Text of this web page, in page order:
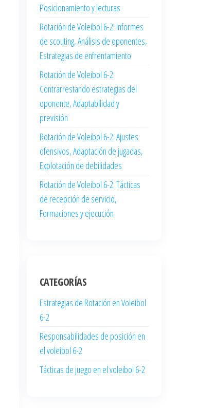
Posicionamiento y lecturas
Rotación de Voleibol 6-2: Informes
de scouting, Análisis de oponentes,
Estrategias de enfrentamiento
Rotación de Voleibol 6-2:
Contrarrestando estrategias del
oponente, Adaptabilidad y
previsión
Rotación de Voleibol 6-2: Ajustes
ofensivos, Adaptación de jugadas,
Explotación de debilidades
Rotación de Voleibol 6-2: Tácticas
de recepción de servicio,
Formaciones y ejecución
CATEGORÍAS
Estrategias de Rotación en Voleibol
6-2
Responsabilidades de posición en
el voleibol 6-2
Tácticas de juego en el voleibol 6-2